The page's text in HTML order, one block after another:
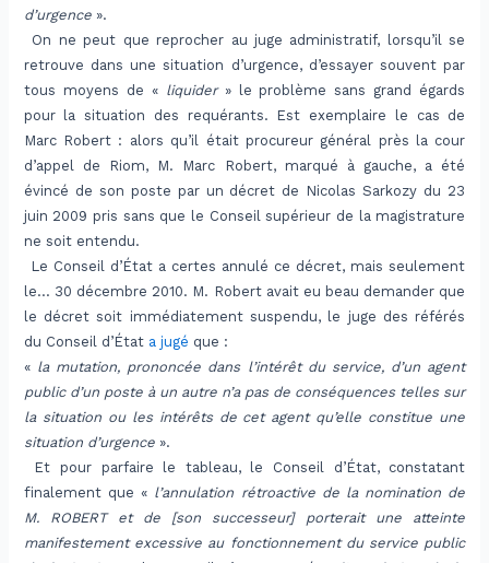
d’urgence».
On ne peut que reprocher au juge administratif, lorsqu’il se
retrouve dans une situation d’urgence, d’essayer souvent par
tous moyens de «liquider » le problème sans grand égards
pour la situation des requérants. Est exemplaire le cas de
Marc Robert : alors qu’il était procureur général près la cour
d’appel de Riom, M. Marc Robert, marqué à gauche, a été
évincé de son poste par un décret de Nicolas Sarkozy du 23
juin 2009 pris sans que le Conseil supérieur de la magistrature
ne soit entendu.
Le Conseil d’État a certes annulé ce décret, mais seulement
le… 30 décembre 2010. M. Robert avait eu beau demander que
le décret soit immédiatement suspendu, le juge des référés
du Conseil d’État a jugé que :
« la mutation, prononcée dans l’intérêt du service, d’un agent
public d’un poste à un autre n’a pas de conséquences telles sur
la situation ou les intérêts de cet agent qu’elle constitue une
situation d’urgence».
Et pour parfaire le tableau, le Conseil d’État, constatant
finalement que « l’annulation rétroactive de la nomination de
M. ROBERT et de [son successeur] porterait une atteinte
manifestement excessive au fonctionnement du service public